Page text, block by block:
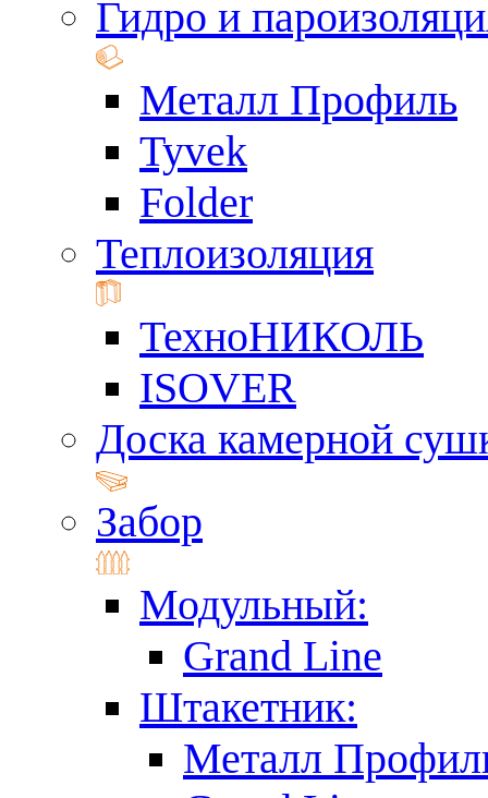
Гидро и
Металл Профиль
Tyvek
Folder
Теплоизоляция
ТехноНИКОЛЬ
ISOVER
Доска камерной
Забор
Модульный:
Grand Line
Штакетник:
Металл